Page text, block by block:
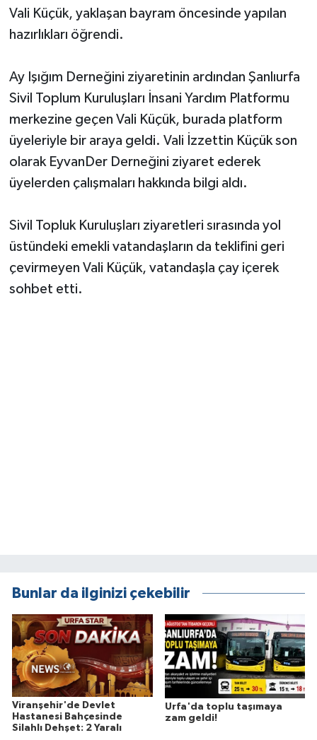
Vali Küçük, yaklaşan bayram öncesinde yapılan
hazırlıkları öğrendi.
Ay Işığım Derneğini ziyaretinin ardından Şanlıurfa
Sivil Toplum Kuruluşları İnsani Yardım Platformu
merkezine geçen Vali Küçük, burada platform
üyeleriyle bir araya geldi. Vali İzzettin Küçük son
olarak EyvanDerDerneğini ziyaret ederek
üyelerden çalışmaları hakkında bilgi aldı.
Sivil Topluk Kuruluşları ziyaretleri sırasında yol
üstündeki emekli vatandaşların da teklifini geri
çevirmeyen Vali Küçük, vatandaşla çay içerek
sohbet etti.
Bunlar da ilginizi çekebilir
Viranşehir'de Devlet
Hastanesi Bahçesinde
Silahlı Dehşet: 2 Yaralı
Urfa'da toplu taşımaya
zam geldi!